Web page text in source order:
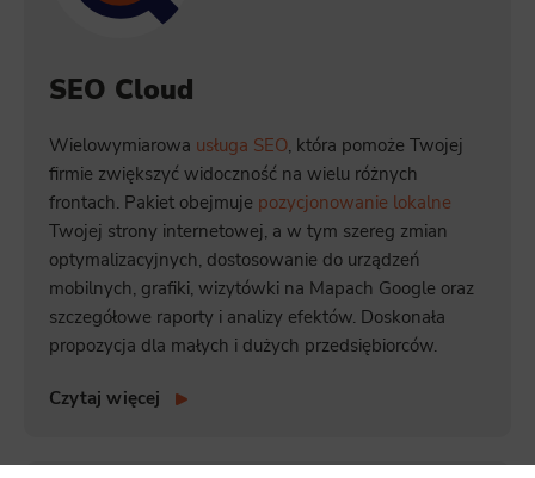
SEO Cloud
Wielowymiarowa usługa SEO, która pomoże Twojej
firmie zwiększyć widoczność na wielu różnych
frontach. Pakiet obejmuje pozycjonowanie lokalne
Twojej strony internetowej, a w tym szereg zmian
optymalizacyjnych, dostosowanie do urządzeń
mobilnych, grafiki, wizytówki na Mapach Google oraz
szczegółowe raporty i analizy efektów. Doskonała
propozycja dla małych i dużych przedsiębiorców.
Czytaj więcej